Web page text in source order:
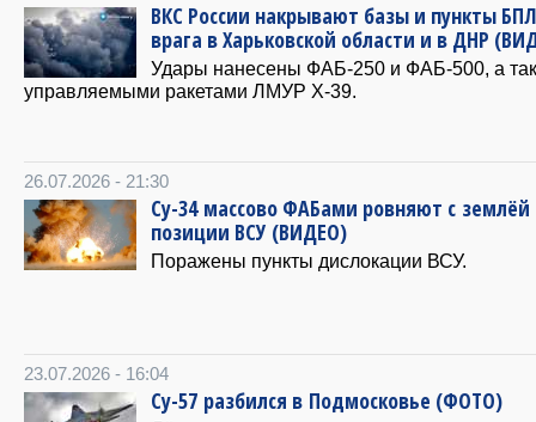
ВКС России накрывают базы и пункты
врага в Харьковской области и в ДНР
Удары нанесены ФАБ-250 и ФАБ-500, а
управляемыми ракетами ЛМУР Х-39.
26.07.2026 - 21:30
Су-34 массово ФАБами ровняют с землёй
позиции ВСУ (ВИДЕО)
Поражены пункты дислокации ВСУ.
23.07.2026 - 16:04
Су-57 разбился в Подмосковье (ФОТО)